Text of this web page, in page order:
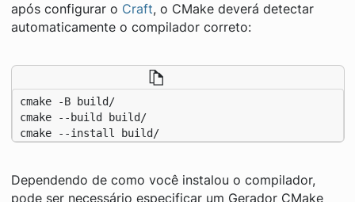
após configurar o Craft, o CMake deverá detectar
automaticamente o compilador correto:
cmake -B build/
cmake --build build/
cmake --install build/
Dependendo de como você instalou o compilador,
pode ser necessário especificar um Gerador CMake